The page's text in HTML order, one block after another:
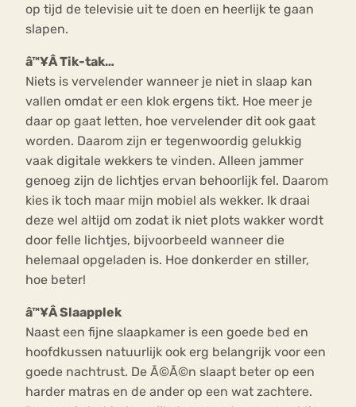
op tijd de televisie uit te doen en heerlijk te gaan
slapen.
â™¥Â Tik-tak…
Niets is vervelender wanneer je niet in slaap kan
vallen omdat er een klok ergens tikt. Hoe meer je
daar op gaat letten, hoe vervelender dit ook gaat
worden. Daarom zijn er tegenwoordig gelukkig
vaak digitale wekkers te vinden. Alleen jammer
genoeg zijn de lichtjes ervan behoorlijk fel. Daarom
kies ik toch maar mijn mobiel als wekker. Ik draai
deze wel altijd om zodat ik niet plots wakker wordt
door felle lichtjes, bijvoorbeeld wanneer die
helemaal opgeladen is. Hoe donkerder en stiller,
hoe beter!
â™¥Â Slaapplek
Naast een fijne slaapkamer is een goede bed en
hoofdkussen natuurlijk ook erg belangrijk voor een
goede nachtrust. De Ã©Ã©n slaapt beter op een
harder matras en de ander op een wat zachtere.